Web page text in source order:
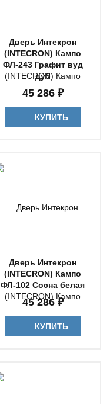
Дверь Интекрон
(INTECRON) Кампо
ФЛ-243 Графит вуд
дуб
45 286 ₽
КУПИТЬ
Дверь Интекрон
(INTECRON) Кампо
ФЛ-102 Сосна белая
45 286 ₽
КУПИТЬ